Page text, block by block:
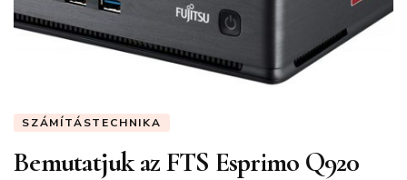
SZÁMÍTÁSTECHNIKA
Bemutatjuk az FTS Esprimo Q920